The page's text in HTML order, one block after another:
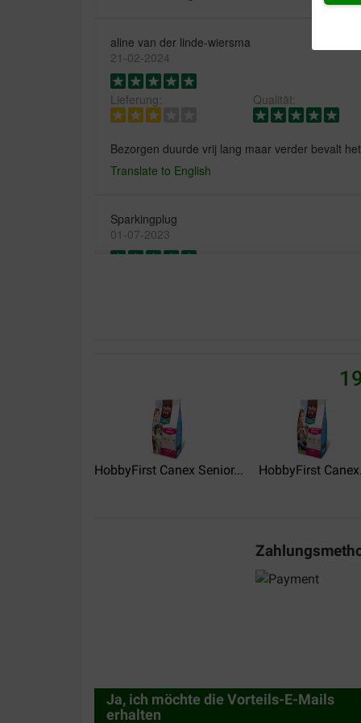
aline van der linde-wiersma
21-02-2024
Lieferung: Qualität:
Bezorgen duurde vrij lang maar verder bevalt
Translate to English
Sparkingplug
01-07-2023
Onze hond is tevreden met het aangeboden
Translate to English
HobbyFirst Canex Senior... HobbyFirst
Ja, ich möchte die Vorteils-E-Mails
erhalten